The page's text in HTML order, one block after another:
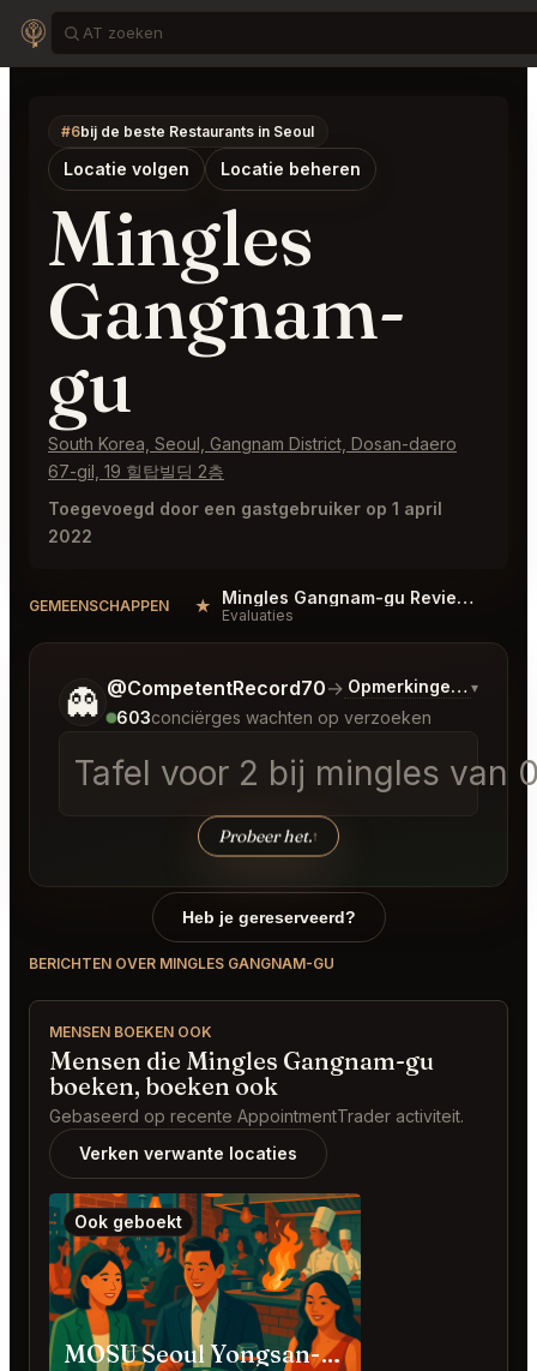
#6bij de beste Restaurants in Seoul
Locatie volgen Locatie beheren
Mingles
Gangnam-
gu
South Korea, Seoul, Gangnam District, Dosan-daero
67-gil, 19 힐탑빌딩 2층
Toegevoegd door een gastgebruiker op 1 april
2022
GEMEENSCHAPPEN ★ Mingles Gangnam-gu Reviews
Evaluaties
👻 @CompetentRecord70→ Opmerkingen over
▾
603conciërges wachten op verzoeken
Tafel voor 2 bij mingles
Probeer het.↑
Vertel me wat je wilt.
Heb je gereserveerd?
BERICHTEN OVER MINGLES GANGNAM-GU
MENSEN BOEKEN OOK
Mensen die Mingles Gangnam-gu
boeken, boeken ook
Gebaseerd op recente AppointmentTrader activiteit.
Verken verwante locaties
Ook geboekt
MOSU Seoul Yongsan-gu